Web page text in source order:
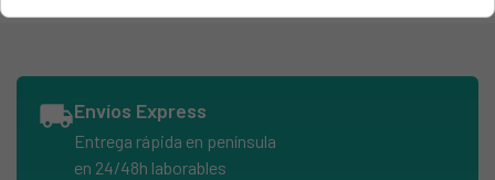
HAIER, 37001135 H2F-255WAA
HAIER, 37001147 0
HAIER, 37001147 B30H9CE0600
local_shippingEnvíos Express
Entrega rápida en península
en 24/48h laborables